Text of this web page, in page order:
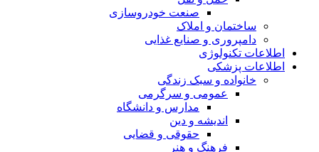
صنعت خودروسازی
ساختمان و املاک
دامپروری و صنایع غذایی
اطلاعات تکنولوژی
اطلاعات پزشکی
خانواده و سبک زندگی
عمومی و سرگرمی
مدارس و دانشگاه
اندیشه و دین
حقوقی و قضایی
فرهنگ و هنر